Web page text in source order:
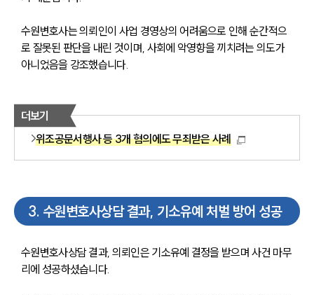
수원변호사는 의뢰인이 사업 경영상의 어려움으로 인해 순간적으
로 잘못된 판단을 내린 것이며, 사회에 악영향을 끼치려는 의도가
아니었음을 강조했습니다.
더보기
위조공문서행사 등 3개 혐의에도 무죄받은 사례
3. 수원변호사상담 결과, 기소유예 처벌 방어 성공
수원변호사상담 결과, 의뢰인은 기소유예 결정을 받으며 사건 마무
리에 성공하셨습니다.